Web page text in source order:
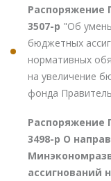
Распоряжение
3507-р "Об
бюджетных
нормативных
на увеличение
фонда
Распоряжение
3498-р О
ассигнований